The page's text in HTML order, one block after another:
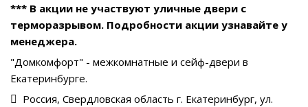
*** В акции не участвуют уличные двери с
терморазрывом. Подробности акции узнавайте у
менеджера.
"Домкомфорт" - межкомнатные и сейф-двери в
Екатеринбурге.
Россия, Свердловская область г. Екатеринбург, ул.